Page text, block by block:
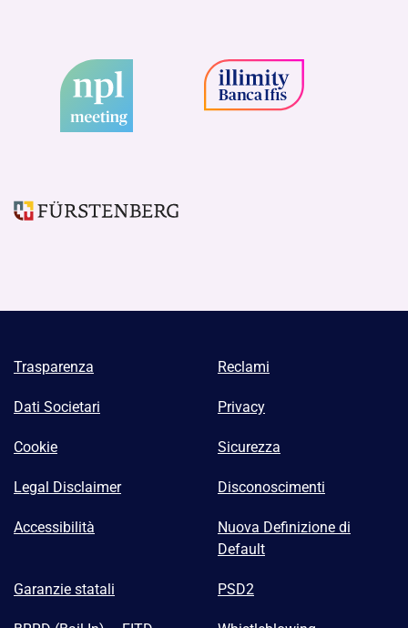
Trasparenza Reclami
Dati Societari Privacy
Cookie Sicurezza
Legal Disclaimer Disconoscimenti
Accessibilità
Nuova Definizione di
Default
Garanzie statali PSD2